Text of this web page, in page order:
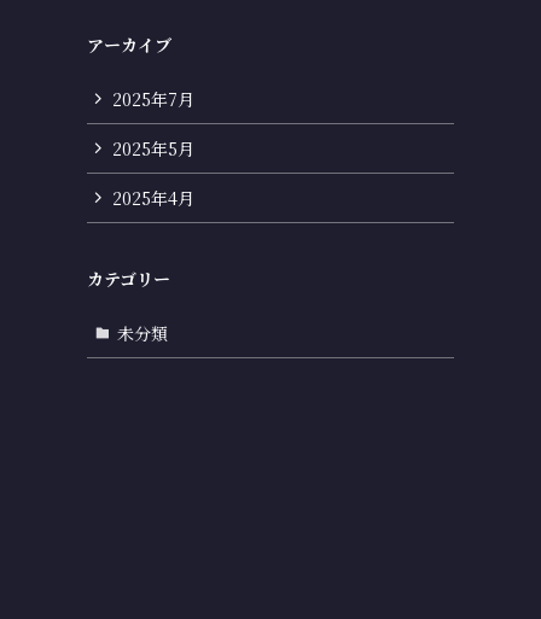
アーカイブ
2025年7月
2025年5月
2025年4月
カテゴリー
未分類